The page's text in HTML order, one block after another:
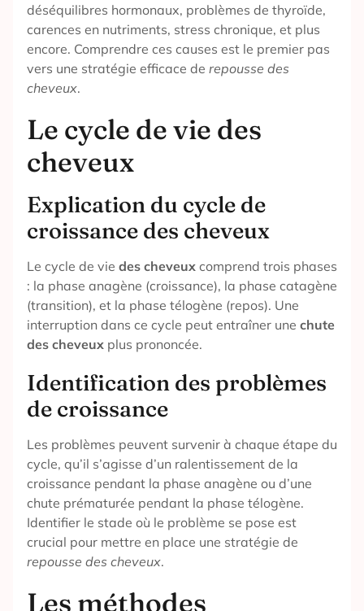
déséquilibres hormonaux, problèmes de thyroïde,
carences en nutriments, stress chronique, et plus
encore. Comprendre ces causes est le premier pas
vers une stratégie efficace de repousse des
cheveux.
Le cycle de vie des
cheveux
Explication du cycle de
croissance des cheveux
Le cycle de vie des cheveuxcomprend trois phases
: la phase anagène (croissance), la phase catagène
(transition), et la phase télogène (repos). Une
interruption dans ce cycle peut entraîner une chute
des cheveuxplus prononcée.
Identification des problèmes
de croissance
Les problèmes peuvent survenir à chaque étape du
cycle, qu’il s’agisse d’un ralentissement de la
croissance pendant la phase anagène ou d’une
chute prématurée pendant la phase télogène.
Identifier le stade où le problème se pose est
crucial pour mettre en place une stratégie de
repousse des cheveux.
Les méthodes